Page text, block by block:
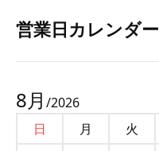
営業⽇カレンダー
8月 /2026
日
月 火